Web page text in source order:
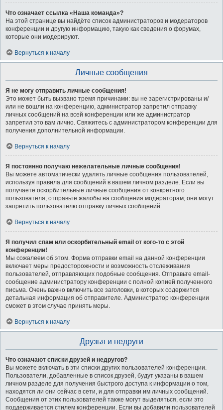
Что означает ссылка «Наша команда»?
На этой странице вы найдёте список администраторов и модераторов
конференции и другую информацию, такую как сведения о форумах,
которые они модерируют.
Вернуться к началу
Личные сообщения
Я не могу отправить личные сообщения!
Это может быть вызвано тремя причинами: вы не зарегистрированы и/
или не вошли на конференцию, администратор запретил отправку
личных сообщений на всей конференции или же администратор
запретил это вам лично. Свяжитесь с администратором конференции для
получения дополнительной информации.
Вернуться к началу
Я постоянно получаю нежелательные личные сообщения!
Вы можете автоматически удалять личные сообщения пользователей,
используя правила для сообщений в вашем личном разделе. Если вы
получаете оскорбительные личные сообщения от конкретного
пользователя, отправьте жалобы на сообщения модераторам; они могут
запретить пользователю отправку личных сообщений.
Вернуться к началу
Я получил спам или оскорбительный email от кого-то с этой
конференции!
Мы сожалеем об этом. Форма отправки email на данной конференции
включает меры предосторожности и возможность отслеживания
пользователей, отправляющих подобные сообщения. Отправьте email-
сообщение администратору конференции с полной копией полученного
письма. Очень важно включить все заголовки, в которых содержится
детальная информация об отправителе. Администратор конференции
сможет в этом случае принять меры.
Вернуться к началу
Друзья и недруги
Что означают списки друзей и недругов?
Вы можете включать в эти списки других пользователей конференции.
Пользователи, добавленные в список друзей, будут указаны в вашем
личном разделе для получения быстрого доступа к информации о том,
находятся ли они сейчас в сети, и для отправки им личных сообщений.
Сообщения от этих пользователей также могут выделяться, если это
поддерживается стилем конференции. Если вы добавили пользователей